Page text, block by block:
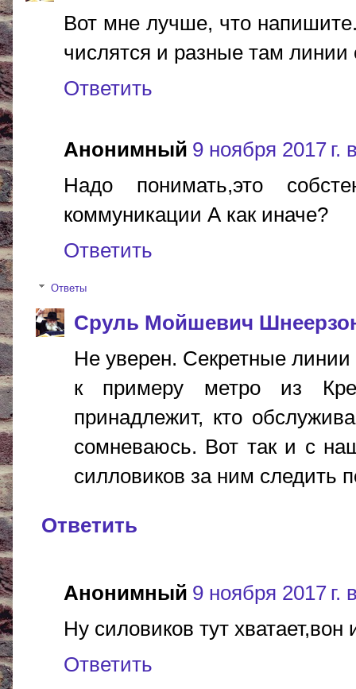
Вот мне лучше, что
числятся и разные там
Ответить
Анонимный 9 ноября 2017 г.
Надо понимать,это
коммуникации А как иначе?
Ответить
Ответы
Сруль Мойшевич
Не уверен. Секретные линии
к примеру метро из
принадлежит, кто
сомневаюсь. Вот так и с
силловиков за ним следить
Ответить
Анонимный 9 ноября 2017 г.
Ну силовиков тут
Ответить